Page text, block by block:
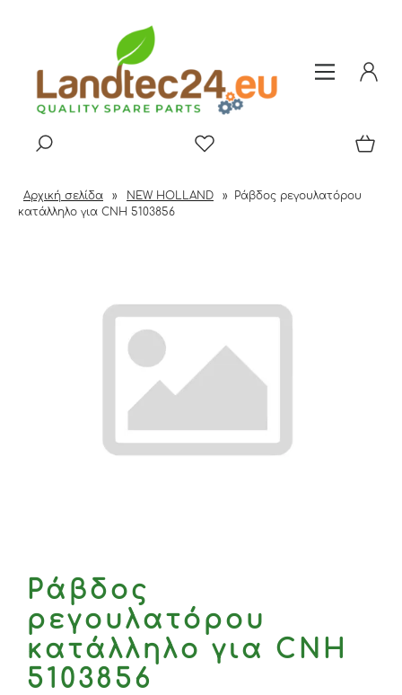
Αρχική σελίδα » NEW HOLLAND »
Ράβδος ρεγουλατόρου
κατάλληλο για CNH 5103856
Ράβδος
ρεγουλατόρου
κατάλληλο για CNH
5103856